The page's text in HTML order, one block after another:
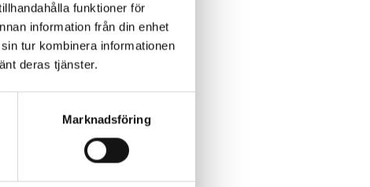
funktioner för
information från din enhet
tur kombinera informationen
deras tjänster.
Marknadsföring